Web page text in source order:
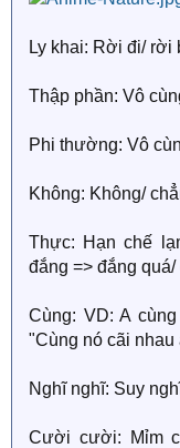
Ly khai: Rời đi/ rời
Thập phần: Vô
Phi thường: Vô
Không: Không/
Thực: Hạn chế
đắng => đắng
Cùng: VD: A
"Cùng nó cãi
Nghĩ nghĩ: Suy
Cười cười: Mỉm